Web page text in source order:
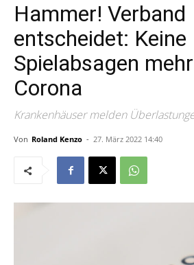
Hammer! Verband
entscheidet: Keine
Spielabsagen
Corona
Krankenhäuser melden
Von Roland Kenzo - 27. März 2022 14:40